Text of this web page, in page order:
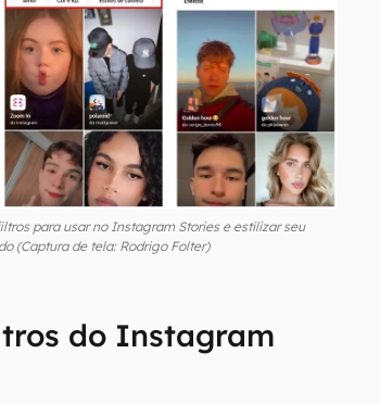
para usar no Instagram Stories e estilizar seu
(Captura de tela: Rodrigo Folter)
do Instagram